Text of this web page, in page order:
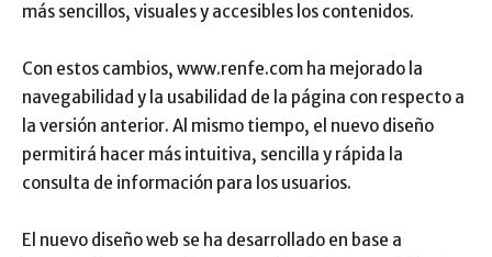
más sencillos, visuales y accesibles los contenidos.
Con estos cambios, www.renfe.com ha mejorado la
navegabilidad y la usabilidad de la página con respecto a
la versión anterior. Al mismo tiempo, el nuevo diseño
permitirá hacer más intuitiva, sencilla y rápida la
consulta de información para los usuarios.
El nuevo diseño web se ha desarrollado en base a